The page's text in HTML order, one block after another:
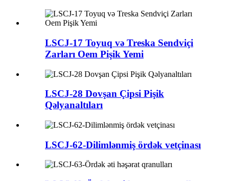
LSCJ-17 Toyuq və Treska Sendviçi
Zarları Oem Pişik Yemi
LSCJ-28 Dovşan Çipsi Pişik
Qəlyanaltıları
LSCJ-62-Dilimlənmiş ördək vetçinası